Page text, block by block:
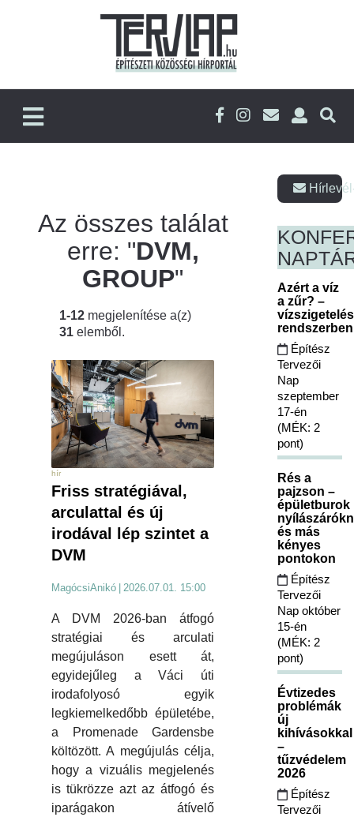
Az összes találat
erre: "DVM,
GROUP"
1-12 megjelenítése a(z)
31 elemből.
hír
Friss stratégiával,
arculattal és új
irodával lép szintet a
DVM
MagócsiAnikó 2026.07.01. 15:00
A DVM 2026-ban átfogó
stratégiai és arculati
megújuláson esett át,
egyidejűleg a Váci úti
irodafolyosó egyik
legkiemelkedőbb épületébe,
a Promenade Gardensbe
költözött. A megújulás célja,
hogy a vizuális megjelenés
is tükrözze azt az átfogó és
iparágakon átívelő
Azért a víz
a zűr? –
Építész
Tervezői
Nap
szeptember
17-én
(MÉK: 2
pont)
Rés a
pajzson –
épületburok
és más
kényes
pontokon
Építész
Tervezői
Nap október
15-én
(MÉK: 2
pont)
Évtizedes
problémák
új
kihívásokkal
–
tűzvédelem
2026
Építész
Tervezői